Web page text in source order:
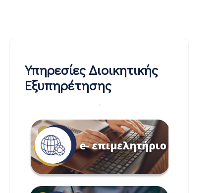
Υπηρεσίες Διοικητικής
Εξυπηρέτησης
-